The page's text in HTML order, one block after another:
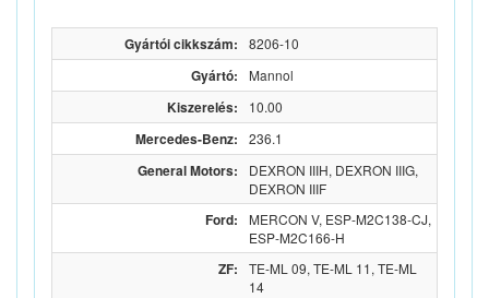
Gyártói cikkszám: 8206-10
Gyártó: Mannol
Kiszerelés: 10.00
Mercedes-Benz: 236.1
General Motors:
DEXRON IIIH, DEXRON IIIG,
DEXRON IIIF
Ford:
MERCON V, ESP-M2C138-CJ,
ESP-M2C166-H
ZF:
TE-ML 09, TE-ML 11, TE-ML
14